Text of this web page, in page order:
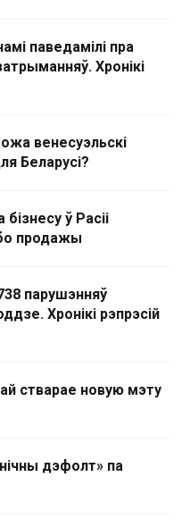
паведамілі пра
Хронікі
венесуэльскі
Беларусі?
ў Расіі
продажы
парушэнняў
Хронікі рэпрэсій
стварае новую мэту
дэфолт» па